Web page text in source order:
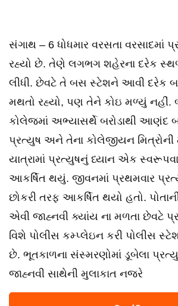
સંગાથ – 6 ધોધમાર વરસતા વરસાદમાં
રહ્યો છે. તેણે લગભગ શહેરના દરેક
લીધી. છેવટે તે બસ સ્ટેશને આવી દરેક
મથતો રહ્યો, પણ તેને કોઇ મળ્યું નહીં.
કોલેજમાં અભ્યાસર્થે બરોડાથી આણંદ
પ્રત્યુષ અને તેના કોલેજીયન
યાત્રામાં પ્રત્યુષનું ધ્યાન એક
આકર્ષિત થયું. જીવનમાં પ્રથમવાર
છોકરી તરફ આકર્ષિત થયો હતો.
એવી જાહ્નવી ક્યાંય ના મળતા છેવટે
વિશે પોલીસ કમ્પ્લેઇન કરી પોલીસ
છે. ભૂતકાળના સંસ્મરણોમાં ડૂબેલા
જાહ્નવી સાથેની મુલાકાત નજરે